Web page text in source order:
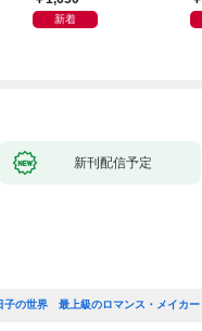
新着
新刊配信予定
子の世界 最上級のロマンス・メイカー